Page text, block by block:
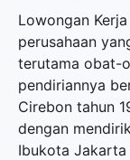
Lowongan
perusahaan
terutama obat-
pendiriannya
Cirebon tahun
dengan
Ibukota Jakarta